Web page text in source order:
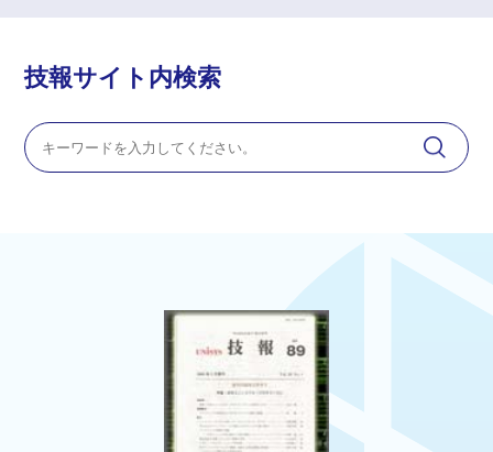
技報サイト内検索